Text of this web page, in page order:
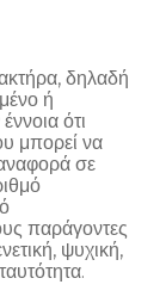
δηλαδή
ή
ότι
μπορεί να
σε
παράγοντες
ψυχική,